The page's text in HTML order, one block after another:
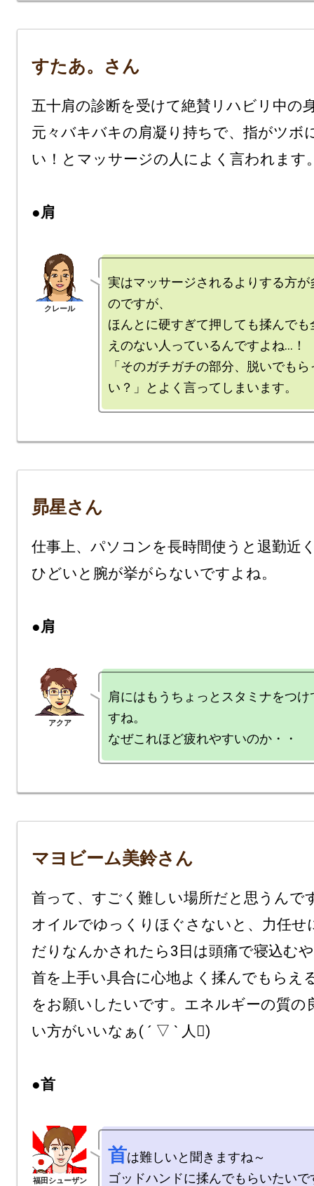
すたあ。さん
五十肩の診断を受けて絶賛リハビリ中の
元々バキバキの肩凝り持ちで、指がツボ
い！とマッサージの人によく言われます
●肩
実はマッサージされるよりする方が
のですが、
ほんとに硬すぎて押しても揉んでも
えのない人っているんですよね…！
「そのガチガチの部分、脱いでも
昴星さん
仕事上、パソコンを長時間使うと退勤近
ひどいと腕が挙がらないですよね。
●肩
肩にはもうちょっとスタミナをつけ
すね。
マヨビーム美鈴さん
首って、すごく難しい場所だと思うんで
オイルでゆっくりほぐさないと、力任せ
だりなんかされたら3日は頭痛で寝込む
首を上手い具合に心地よく揉んでもらえ
をお願いしたいです。エネルギーの質の
い方がいいなぁ( ´ ▽ ` 人)
●首
首は難しいと聞きますね～